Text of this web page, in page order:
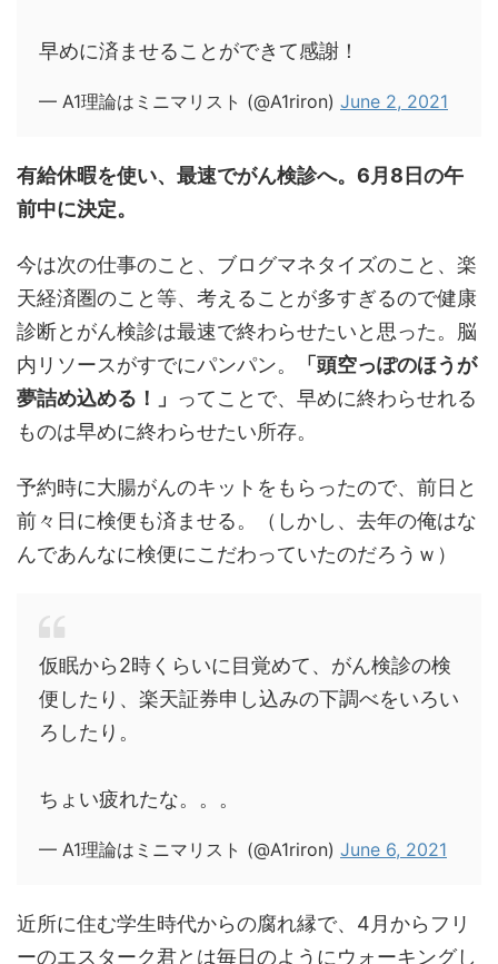
早めに済ませることができて感謝！
— A1理論はミニマリスト (@A1riron) June 2, 2021
有給休暇を使い、最速でがん検診へ。6月8日の午
前中に決定。
今は次の仕事のこと、ブログマネタイズのこと、楽
天経済圏のこと等、考えることが多すぎるので健康
診断とがん検診は最速で終わらせたいと思った。脳
内リソースがすでにパンパン。
「頭空っぽのほうが
夢詰め込める！」 ってことで、早めに終わらせれる
ものは早めに終わらせたい所存。
予約時に大腸がんのキットをもらったので、前日と
前々日に検便も済ませる。（しかし、去年の俺はな
んであんなに検便にこだわっていたのだろうｗ）
仮眠から2時くらいに目覚めて、がん検診の検
便したり、楽天証券申し込みの下調べをいろい
ろしたり。
ちょい疲れたな。。。
— A1理論はミニマリスト (@A1riron) June 6, 2021
近所に住む学生時代からの腐れ縁で、4月からフリ
ーのエスターク君とは毎日のようにウォーキングし